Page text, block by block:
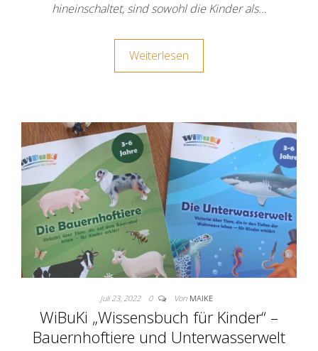
hineinschaltet, sind sowohl die Kinder als…
Weiterlesen
Juli 23, 2022 0 Von MAIKE
WiBuKi „Wissensbuch für Kinder“ –
Bauernhoftiere und Unterwasserwelt